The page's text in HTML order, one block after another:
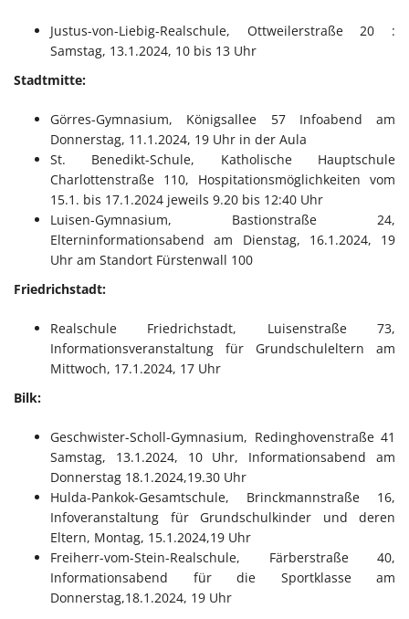
Justus-von-Liebig-Realschule, Ottweilerstraße 20 :
Samstag, 13.1.2024, 10 bis 13 Uhr
Stadtmitte:
Görres-Gymnasium, Königsallee 57 Infoabend am
Donnerstag, 11.1.2024, 19 Uhr in der Aula
St. Benedikt-Schule, Katholische Hauptschule
Charlottenstraße 110, Hospitationsmöglichkeiten vom
15.1. bis 17.1.2024 jeweils 9.20 bis 12:40 Uhr
Luisen-Gymnasium, Bastionstraße 24,
Elterninformationsabend am Dienstag, 16.1.2024, 19
Uhr am Standort Fürstenwall 100
Friedrichstadt:
Realschule Friedrichstadt, Luisenstraße 73,
Informationsveranstaltung für Grundschuleltern am
Mittwoch, 17.1.2024, 17 Uhr
Bilk:
Geschwister-Scholl-Gymnasium, Redinghovenstraße 41
Samstag, 13.1.2024, 10 Uhr, Informationsabend am
Donnerstag 18.1.2024,19.30 Uhr
Hulda-Pankok-Gesamtschule, Brinckmannstraße 16,
Infoveranstaltung für Grundschulkinder und deren
Eltern, Montag, 15.1.2024,19 Uhr
Freiherr-vom-Stein-Realschule, Färberstraße 40,
Informationsabend für die Sportklasse am
Donnerstag,18.1.2024, 19 Uhr